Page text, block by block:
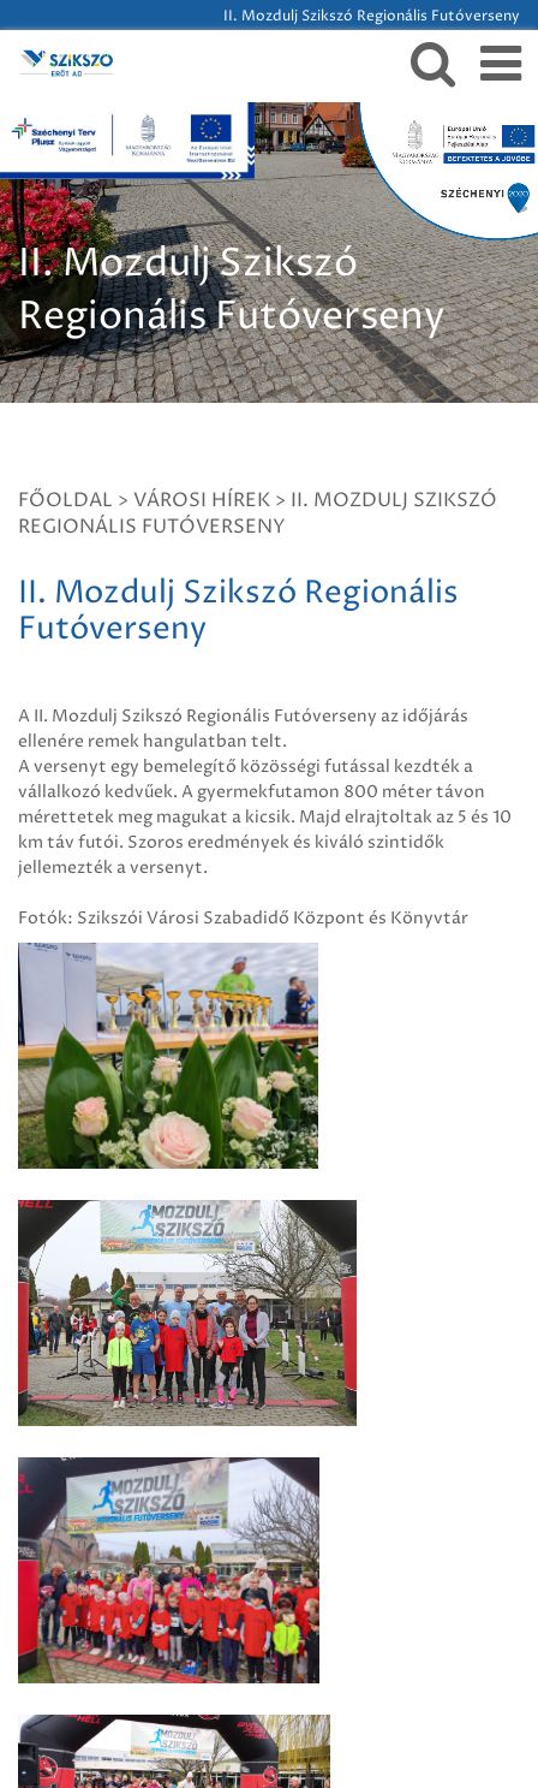
II. Mozdulj Szikszó Regionális Futóverseny
II. Mozdulj Szikszó
Regionális Futóverseny
FŐOLDAL > VÁROSI HÍREK > II. MOZDULJ SZIKSZÓ
REGIONÁLIS FUTÓVERSENY
II. Mozdulj Szikszó Regionális
Futóverseny
A II. Mozdulj Szikszó Regionális Futóverseny az időjárás
ellenére remek hangulatban telt.
A versenyt egy bemelegítő közösségi futással kezdték a
vállalkozó kedvűek. A gyermekfutamon 800 méter távon
mérettetek meg magukat a kicsik. Majd elrajtoltak az 5 és 10
km táv futói. Szoros eredmények és kiváló szintidők
jellemezték a versenyt.
Fotók: Szikszói Városi Szabadidő Központ és Könyvtár